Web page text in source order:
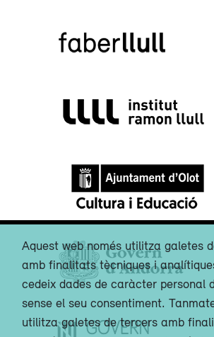
Aquest web només utilitza galetes
amb finalitats tècniques i
cedeix dades de caràcter personal
sense el seu consentiment.
utilitza galetes de tercers amb